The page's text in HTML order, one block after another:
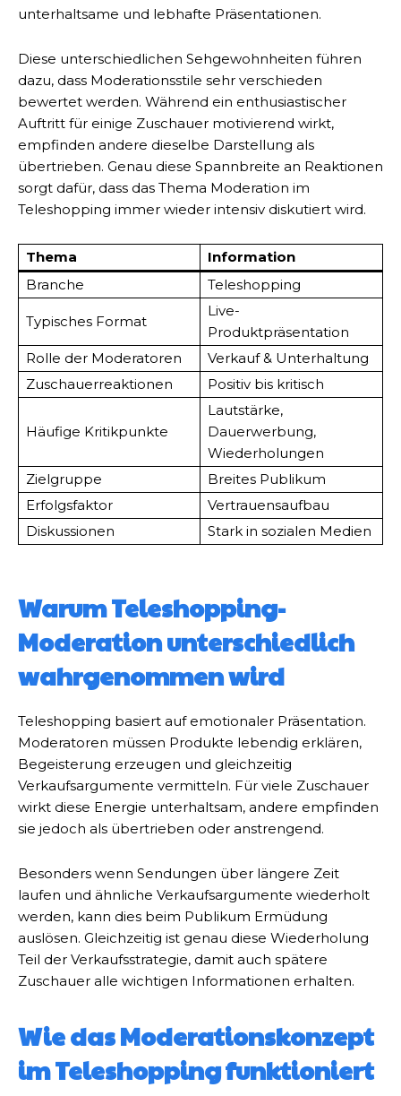
unterhaltsame und lebhafte Präsentationen.
Diese unterschiedlichen Sehgewohnheiten führen
dazu, dass Moderationsstile sehr verschieden
bewertet werden. Während ein enthusiastischer
Auftritt für einige Zuschauer motivierend wirkt,
empfinden andere dieselbe Darstellung als
übertrieben. Genau diese Spannbreite an Reaktionen
sorgt dafür, dass das Thema Moderation im
Teleshopping immer wieder intensiv diskutiert wird.
Thema
Information
Branche
Teleshopping
Typisches Format
Live-
Produktpräsentation
Rolle der Moderatoren
Verkauf & Unterhaltung
Zuschauerreaktionen
Positiv bis kritisch
Häufige Kritikpunkte
Lautstärke,
Dauerwerbung,
Wiederholungen
Zielgruppe
Breites Publikum
Erfolgsfaktor
Vertrauensaufbau
Diskussionen
Stark in sozialen Medien
Warum Teleshopping-
Moderation unterschiedlich
wahrgenommen wird
Teleshopping basiert auf emotionaler Präsentation.
Moderatoren müssen Produkte lebendig erklären,
Begeisterung erzeugen und gleichzeitig
Verkaufsargumente vermitteln. Für viele Zuschauer
wirkt diese Energie unterhaltsam, andere empfinden
sie jedoch als übertrieben oder anstrengend.
Besonders wenn Sendungen über längere Zeit
laufen und ähnliche Verkaufsargumente wiederholt
werden, kann dies beim Publikum Ermüdung
auslösen. Gleichzeitig ist genau diese Wiederholung
Teil der Verkaufsstrategie, damit auch spätere
Zuschauer alle wichtigen Informationen erhalten.
Wie das Moderationskonzept
im Teleshopping funktioniert